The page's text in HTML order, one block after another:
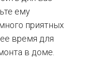
ему
приятных
время для
в доме.